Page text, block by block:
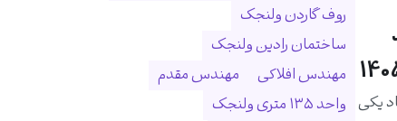
یکی
روف گاردن ولنجک
ساختمان رادین ولنجک
مهندس افلاکی
مهندس مقدم
واحد ۱۳۵ متری ولنجک